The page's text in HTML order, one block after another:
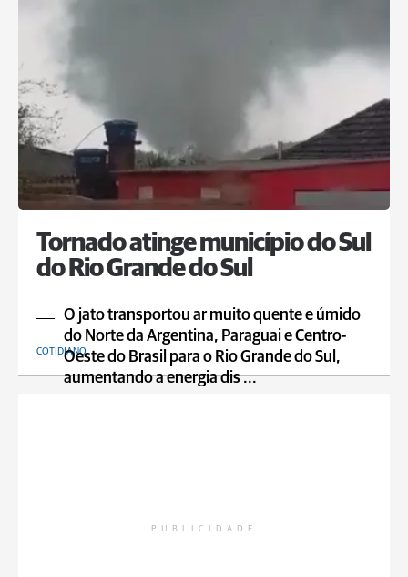
Tornado atinge município do Sul
do Rio Grande do Sul
O jato transportou ar muito quente e úmido
do Norte da Argentina, Paraguai e Centro-
Oeste do Brasil para o Rio Grande do Sul,
aumentando a energia dis ...
COTIDIANO
PUBLICIDADE